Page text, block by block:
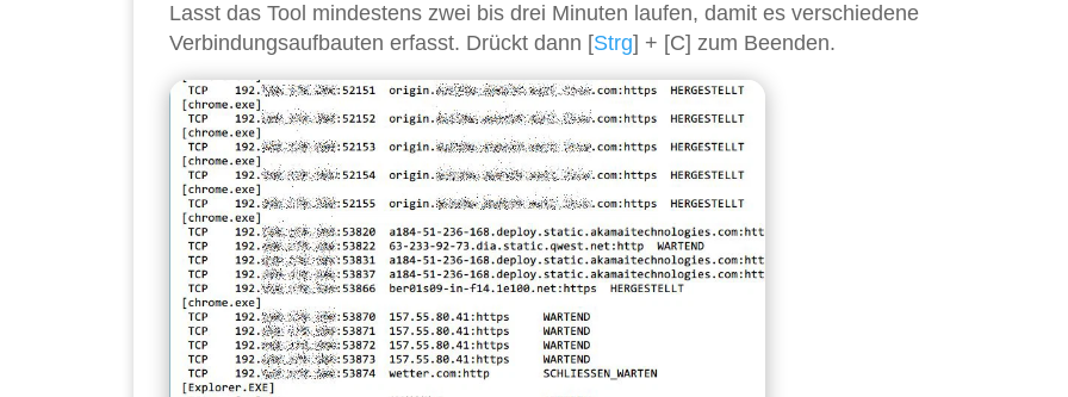
Lasst das Tool mindestens zwei bis drei Minuten laufen, damit es verschiedene
Verbindungsaufbauten erfasst. Drückt dann [Strg] + [C] zum Beenden.